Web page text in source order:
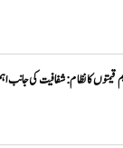
قیمتوں کا نظام: شفافیت کی جانب